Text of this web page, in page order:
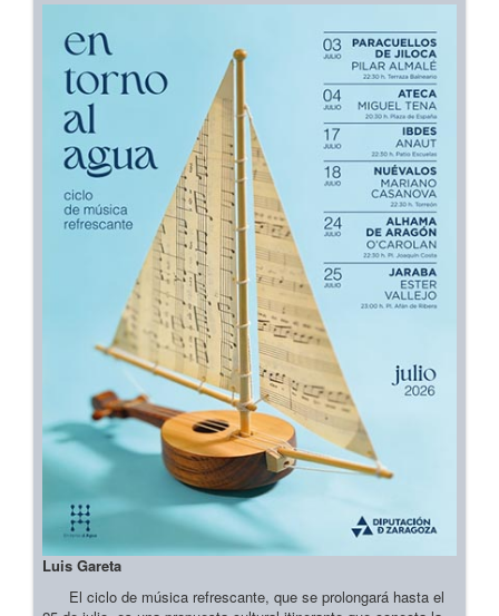
Luis Gareta
El ciclo de música refrescante, que se prolongará hasta el